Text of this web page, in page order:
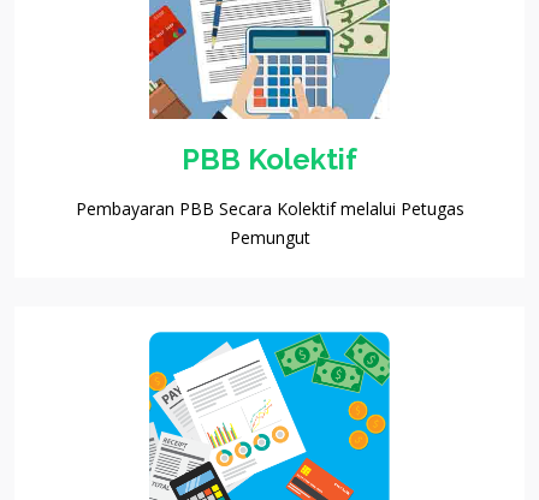
PBB Kolektif
Pembayaran PBB Secara Kolektif melalui Petugas
Pemungut